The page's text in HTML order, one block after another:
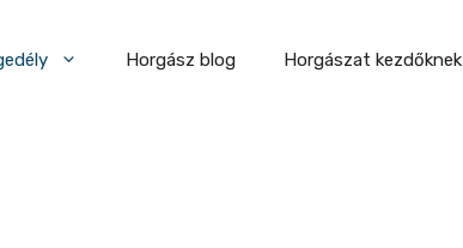
Horgász blog Horgászat kezdőknek